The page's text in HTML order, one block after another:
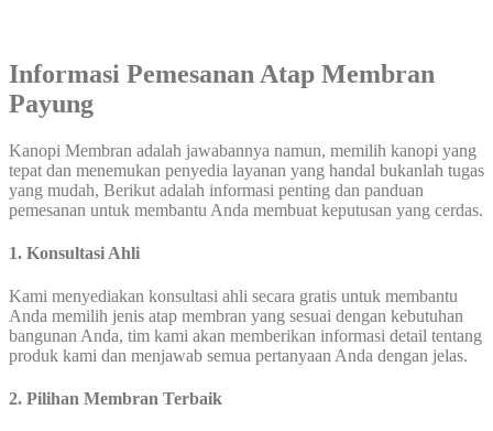
Informasi Pemesanan Atap Membran
Payung
Kanopi Membran adalah jawabannya namun, memilih kanopi yang
tepat dan menemukan penyedia layanan yang handal bukanlah tugas
yang mudah, Berikut adalah informasi penting dan panduan
pemesanan untuk membantu Anda membuat keputusan yang cerdas.
1. Konsultasi Ahli
Kami menyediakan konsultasi ahli secara gratis untuk membantu
Anda memilih jenis atap membran yang sesuai dengan kebutuhan
bangunan Anda, tim kami akan memberikan informasi detail tentang
produk kami dan menjawab semua pertanyaan Anda dengan jelas.
2. Pilihan Membran Terbaik